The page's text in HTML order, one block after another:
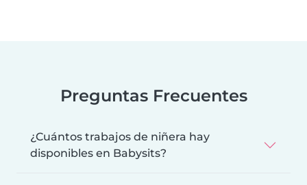
Preguntas Frecuentes
¿Cuántos trabajos de niñera hay
disponibles en Babysits?